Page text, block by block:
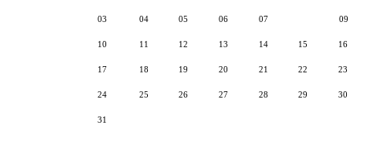
03 04 05 06 07 09
10 11 12 13 14 15 16
17 18 19 20 21 22 23
24 25 26 27 28 29 30
31